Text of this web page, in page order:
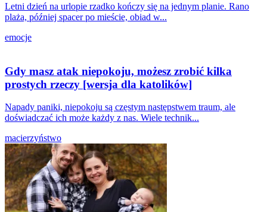
Letni dzień na urlopie rzadko kończy się na jednym planie. Rano
plaża, później spacer po mieście, obiad w...
emocje
Gdy masz atak niepokoju, możesz zrobić kilka
prostych rzeczy [wersja dla katolików]
Napady paniki, niepokoju są częstym następstwem traum, ale
doświadczać ich może każdy z nas. Wiele technik...
macierzyństwo